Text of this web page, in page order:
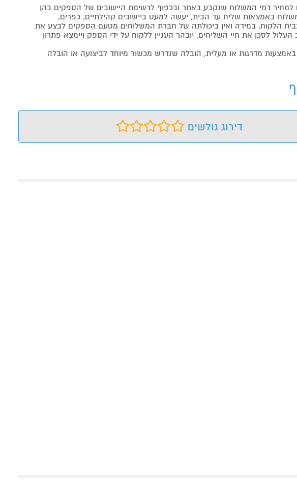
דמי המשלוח שנקבע באתר ובכפוף לרשימת היישובים של הספקים בהן
באמצאות שליח עד הבית, יעשה למעט ביישובים קהילתיים, כפרים,
בבית הלקוח. במידה ואין ביכולתה של חברת המשלוחים מטעם הספקים לבצע את
לסכן את חיי השליחים, יובהר העניין ללקוח על ידי הספק ויימצא פתרון
מדרגות או מעלית, הובלה שנדרש מכשור מיוחד לביצועה או הובלה
דירוג גולשים